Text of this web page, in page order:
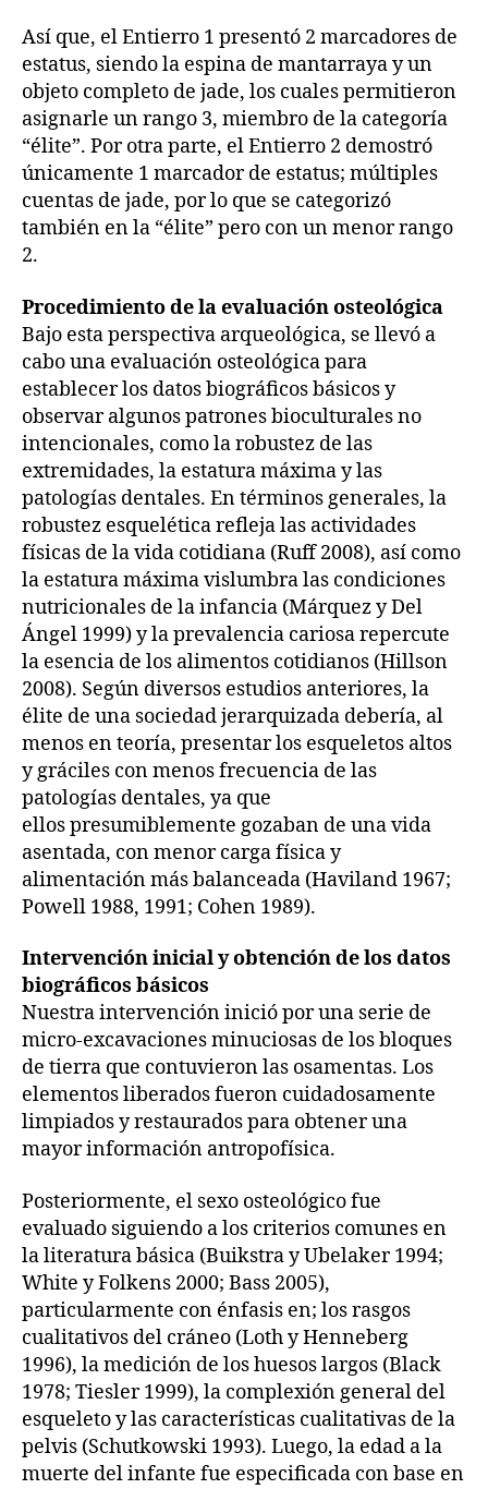
Así que, el Entierro 1 presentó 2 marcadores de
estatus, siendo la espina de mantarraya y un
objeto completo de jade, los cuales permitieron
asignarle un rango 3, miembro de la categoría
“élite”. Por otra parte, el Entierro 2 demostró
únicamente 1 marcador de estatus; múltiples
cuentas de jade, por lo que se categorizó
también en la “élite” pero con un menor rango
2.
Procedimiento de la evaluación osteológica
Bajo esta perspectiva arqueológica, se llevó a
cabo una evaluación osteológica para
establecer los datos biográficos básicos y
observar algunos patrones bioculturales no
intencionales, como la robustez de las
extremidades, la estatura máxima y las
patologías dentales. En términos generales, la
robustez esquelética refleja las actividades
físicas de la vida cotidiana (Ruff 2008), así como
la estatura máxima vislumbra las condiciones
nutricionales de la infancia (Márquez y Del
Ángel 1999) y la prevalencia cariosa repercute
la esencia de los alimentos cotidianos (Hillson
2008). Según diversos estudios anteriores, la
élite de una sociedad jerarquizada debería, al
menos en teoría, presentar los esqueletos altos
y gráciles con menos frecuencia de las
patologías dentales, ya que
ellos presumiblemente gozaban de una vida
asentada, con menor carga física y
alimentación más balanceada (Haviland 1967;
Powell 1988, 1991; Cohen 1989).
Intervención inicial y obtención de los datos
biográficos básicos
Nuestra intervención inició por una serie de
micro-excavaciones minuciosas de los bloques
de tierra que contuvieron las osamentas. Los
elementos liberados fueron cuidadosamente
limpiados y restaurados para obtener una
mayor información antropofísica.
Posteriormente, el sexo osteológico fue
evaluado siguiendo a los criterios comunes en
la literatura básica (Buikstra y Ubelaker 1994;
White y Folkens 2000; Bass 2005),
particularmente con énfasis en; los rasgos
cualitativos del cráneo (Loth y Henneberg
1996), la medición de los huesos largos (Black
1978; Tiesler 1999), la complexión general del
esqueleto y las características cualitativas de la
pelvis (Schutkowski 1993). Luego, la edad a la
muerte del infante fue especificada con base en